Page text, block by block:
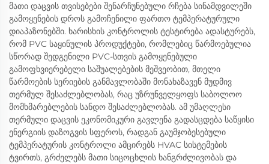
მათი დაცვის თვისებები შენარჩუნებული რჩება სინამდვილეში
გამოყენების დროს გამოჩენილი ფართო ტემპერატურული
დიაპაზონებში. ხარისხის კონტროლის ტესტირება ადასტურებს,
რომ PVC საყინულის პროდუქტები, რომლებიც წარმოებულია
სწორად შედგენილი PVC-სთვის გამოყენებული
გამოფხვიერებელი საშუალებების მეშვეობით, მთელი
წარმოების სერიების განმავლობაში მონახაზავენ მუდმივ
თერმულ შესაძლებლობას, რაც უზრუნველყოფს საბოლოო
მომხმარებლების სანდო შესაძლებლობას. ამ უმაღლესი
თერმული დაცვის ეკონომიკური გავლენა გადასცდება საწყისი
ენერგიის დაზოგვის სფეროს, რადგან გაუმჯობესებული
ტემპერატურის კონტროლი ამცირებს HVAC სისტემების
ტვირთს, გრძელებს მათი სიცოცხლის ხანგრძლივობას და